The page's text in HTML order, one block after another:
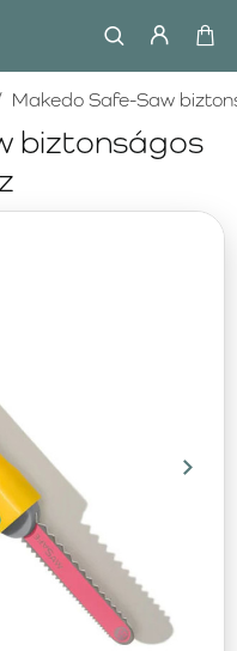
biztonságos
Makedo Safe-Saw